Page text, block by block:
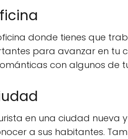
donde tienes que
para avanzar en tu
con algunos de
en una ciudad
a sus habitantes.